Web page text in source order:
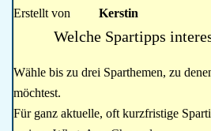
Erstellt von Kerstin
Welche Spartipps
Wähle bis zu drei Sparthemen, zu
möchtest.
Für ganz aktuelle, oft kurzfristige